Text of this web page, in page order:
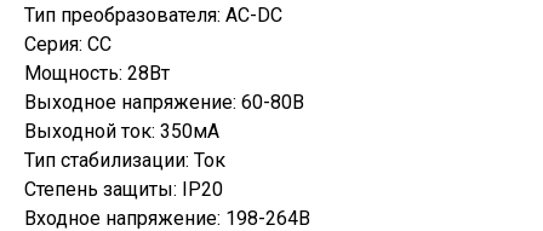
Тип преобразователя: AC-DC
Серия: CC
Мощность: 28Вт
Выходное напряжение: 60-80В
Выходной ток: 350мА
Тип стабилизации: Ток
Степень защиты: IP20
Входное напряжение: 198-264В